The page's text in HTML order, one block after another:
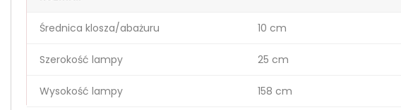
Średnica klosza/abażuru 10 cm
Szerokość lampy 25 cm
Wysokość lampy 158 cm